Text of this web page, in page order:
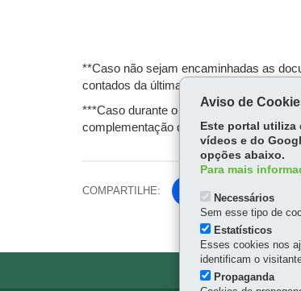
**Caso não sejam encaminhadas as
contados da última resposta da AMEP,
***Caso durante o pedido de Anuência
complementação da documentação
COMPARTILHE:
Fa
ce
bo
ok
itt
er
Aviso de
Este portal
vídeos e do
opções abaixo.
Para mais
Necessários
Sem esse tipo de
Estatísticos
Esses cookies nos
identificam o
Propaganda